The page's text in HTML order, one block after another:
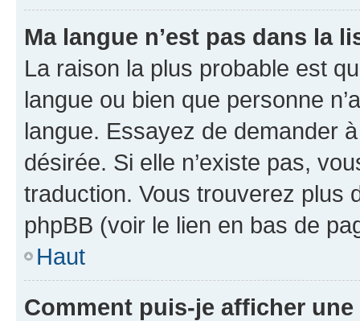
Ma langue n’est pas dans la
La raison la plus probable est
langue ou bien que personne
langue. Essayez de demander
désirée. Si elle n’existe pas,
traduction. Vous trouverez plus
phpBB (voir le lien en bas de
Haut
Comment puis-je afficher